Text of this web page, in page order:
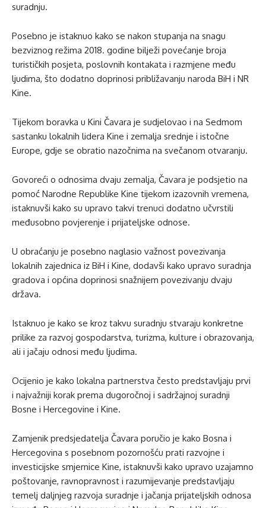
suradnju.
Posebno je istaknuo kako se nakon stupanja na snagu
bezviznog režima 2018. godine bilježi povećanje broja
turističkih posjeta, poslovnih kontakata i razmjene među
ljudima, što dodatno doprinosi približavanju naroda BiH i NR
Kine.
Tijekom boravka u Kini Čavara je sudjelovao i na Sedmom
sastanku lokalnih lidera Kine i zemalja srednje i istočne
Europe, gdje se obratio nazočnima na svečanom otvaranju.
Govoreći o odnosima dvaju zemalja, Čavara je podsjetio na
pomoć Narodne Republike Kine tijekom izazovnih vremena,
istaknuvši kako su upravo takvi trenuci dodatno učvrstili
međusobno povjerenje i prijateljske odnose.
U obraćanju je posebno naglasio važnost povezivanja
lokalnih zajednica iz BiH i Kine, dodavši kako upravo suradnja
gradova i općina doprinosi snažnijem povezivanju dvaju
država.
Istaknuo je kako se kroz takvu suradnju stvaraju konkretne
prilike za razvoj gospodarstva, turizma, kulture i obrazovanja,
ali i jačaju odnosi među ljudima.
Ocijenio je kako lokalna partnerstva često predstavljaju prvi
i najvažniji korak prema dugoročnoj i sadržajnoj suradnji
Bosne i Hercegovine i Kine.
Zamjenik predsjedatelja Čavara poručio je kako Bosna i
Hercegovina s posebnom pozornošću prati razvojne i
investicijske smjernice Kine, istaknuvši kako upravo uzajamno
poštovanje, ravnopravnost i razumijevanje predstavljaju
temelj daljnjeg razvoja suradnje i jačanja prijateljskih odnosa